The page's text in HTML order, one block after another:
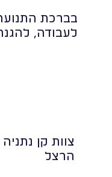
צוות קן
הרצל
בברכת
לעבודה,